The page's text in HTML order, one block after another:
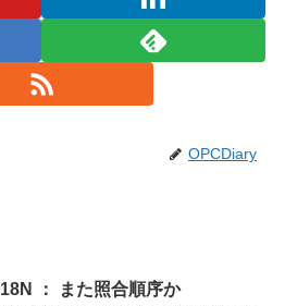
OPCDiary
I18N ： また照合順序か